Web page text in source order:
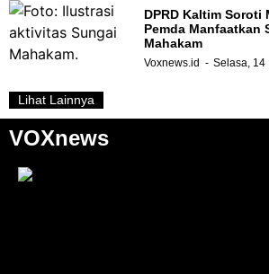
DPRD Kaltim Soroti
Pemda Manfaatkan
Mahakam
Voxnews.id Selasa, 14
Lihat Lainnya
VOXnews